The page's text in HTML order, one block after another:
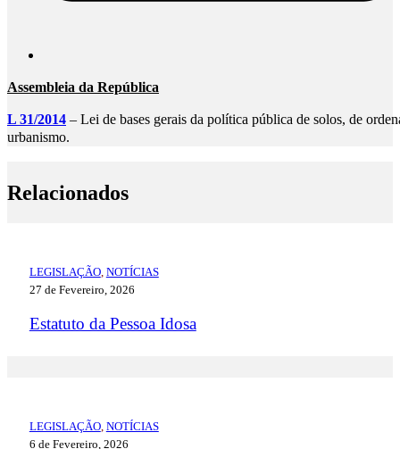
Assembleia da República
L 31/2014 – Lei de bases gerais da política pública de solos, de
urbanismo.
Relacionados
LEGISLAÇÃO, NOTÍCIAS
27 de Fevereiro, 2026
Estatuto da Pessoa Idosa
LEGISLAÇÃO, NOTÍCIAS
6 de Fevereiro, 2026